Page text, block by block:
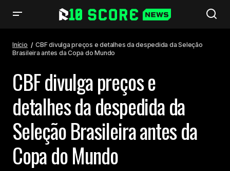
da Copa do Mundo
Início
CBF divulga preços e detalhes da despedida da Seleção
Brasileira antes da Copa do Mundo
CBF divulga preços e
detalhes da despedida da
Seleção Brasileira antes da
Copa do Mundo